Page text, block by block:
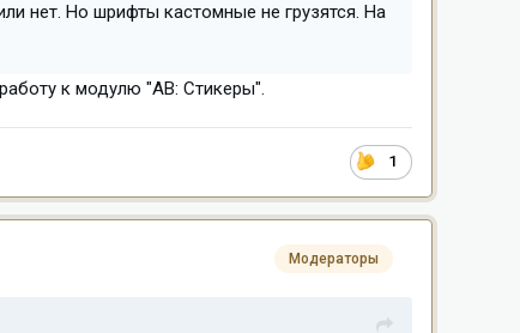
нет. Но шрифты кастомные не грузятся. На
к модулю "АВ: Стикеры".
1
Модераторы